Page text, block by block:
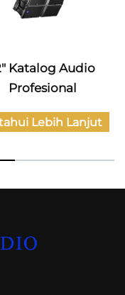
Katalog Audio
Profesional
Lebih Lanjut